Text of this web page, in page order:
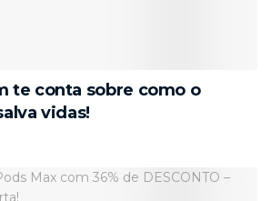
te conta sobre como o
vidas!